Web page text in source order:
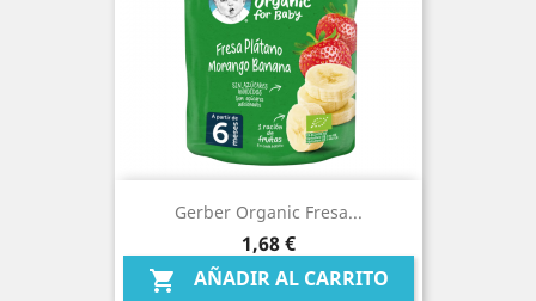
Gerber Organic Fresa...
Precio
1,68 €
 AÑADIR AL CARRITO